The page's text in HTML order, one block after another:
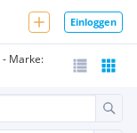
Einloggen
- Marke: